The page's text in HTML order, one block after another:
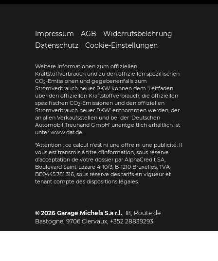
Impressum AGB
Widerrufsbelehrung
Datenschutz
Cookie-Einstellungen
Weitere Informationen zum offiziellen
Kraftstoffverbrauch und zu den offiziellen spezifischen
CO2-Emissionen und gegebenenfalls zum
Stromverbrauch neuer PKW können dem 'Leitfaden
über den offiziellen Kraftstoffverbrauch, die offiziellen
spezifischen CO2-Emissionen und den offiziellen
Stromverbrauch neuer PKW' entnommen werden, der
an allen Verkaufsstellen und bei der 'Deutschen
Automobil Treuhand GmbH' unentgeltlich erhältlich ist
unter www.dat.de.
*Attention : ce calcul n'est ni une offre ni une publicité. Il
vous est transmis à titre d'information, sous réserve
d'acceptation de votre dossier par AlphaCredit SA,
Boulevard Saint-Lazare 4-10/3, B-1210 Bruxelles, TVA
BE0445.781.316, sous réserve des tarifs en vigueur et
tenant compte des dispositions légales.
© 2026 Garage Michels S.a r.l., 18, Route de
Bastogne, 9706 Clervaux, +352 28839293